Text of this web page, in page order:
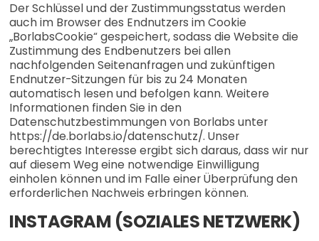
Der Schlüssel und der Zustimmungsstatus werden
auch im Browser des Endnutzers im Cookie
„BorlabsCookie“ gespeichert, sodass die Website die
Zustimmung des Endbenutzers bei allen
nachfolgenden Seitenanfragen und zukünftigen
Endnutzer-Sitzungen für bis zu 24 Monaten
automatisch lesen und befolgen kann. Weitere
Informationen finden Sie in den
Datenschutzbestimmungen von Borlabs unter
https://de.borlabs.io/datenschutz/. Unser
berechtigtes Interesse ergibt sich daraus, dass wir nur
auf diesem Weg eine notwendige Einwilligung
einholen können und im Falle einer Überprüfung den
erforderlichen Nachweis erbringen können.
INSTAGRAM (SOZIALES NETZWERK)